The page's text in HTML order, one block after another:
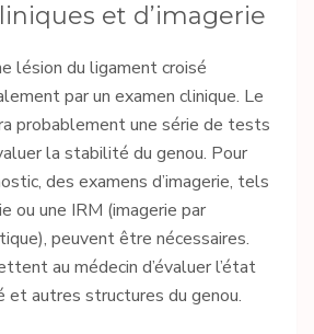
et d’imagerie
lésion du ligament croisé
par un examen clinique. Le
probablement une série de tests
la stabilité du genou. Pour
des examens d’imagerie, tels
ou une IRM (imagerie par
peuvent être nécessaires.
au médecin d’évaluer l’état
et autres structures du genou.